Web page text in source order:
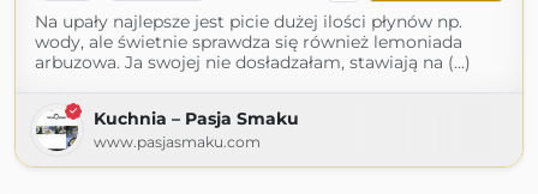
Na upały najlepsze jest picie dużej ilości płynów np.
wody, ale świetnie sprawdza się również lemoniada
arbuzowa. Ja swojej nie dosładzałam, stawiają na (...)
Kuchnia – Pasja Smaku
www.pasjasmaku.com